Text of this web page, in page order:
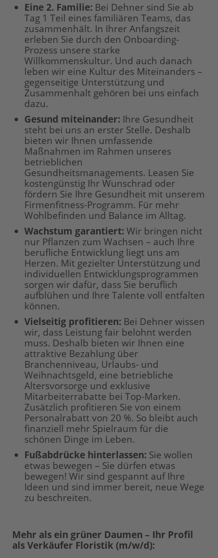
Eine 2. Familie: Bei Dehner sind Sie ab
Tag 1 Teil eines familiären Teams, das
zusammenhält. In Ihrer Anfangszeit
erleben Sie durch den Onboarding-
Prozess unsere starke
Willkommenskultur. Und auch danach
leben wir eine Kultur des Miteinanders –
gegenseitige Unterstützung und
Zusammenhalt gehören bei uns einfach
dazu.
Gesund miteinander: Ihre Gesundheit
steht bei uns an erster Stelle. Deshalb
bieten wir Ihnen umfassende
Maßnahmen im Rahmen unseres
betrieblichen
Gesundheitsmanagements. Leasen Sie
kostengünstig Ihr Wunschrad oder
fördern Sie Ihre Gesundheit mit unserem
Firmenfitness-Programm. Für mehr
Wohlbefinden und Balance im Alltag.
Wachstum garantiert: Wir bringen nicht
nur Pflanzen zum Wachsen – auch Ihre
berufliche Entwicklung liegt uns am
Herzen. Mit gezielter Unterstützung und
individuellen Entwicklungsprogrammen
sorgen wir dafür, dass Sie beruflich
aufblühen und Ihre Talente voll entfalten
können.
Vielseitig profitieren: Bei Dehner wissen
wir, dass Leistung fair belohnt werden
muss. Deshalb bieten wir Ihnen eine
attraktive Bezahlung über
Branchenniveau, Urlaubs- und
Weihnachtsgeld, eine betriebliche
Altersvorsorge und exklusive
Mitarbeiterrabatte bei Top-Marken.
Zusätzlich profitieren Sie von einem
Personalrabatt von 20 %. So bleibt auch
finanziell mehr Spielraum für die
schönen Dinge im Leben.
Fußabdrücke hinterlassen: Sie wollen
etwas bewegen – Sie dürfen etwas
bewegen! Wir sind gespannt auf Ihre
Ideen und sind immer bereit, neue Wege
zu beschreiten.
Mehr als ein grüner Daumen – Ihr Profil
als Verkäufer Floristik (m/w/d):